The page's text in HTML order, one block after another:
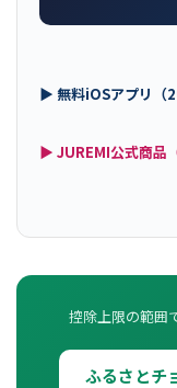
▶ 無料iOSアプリ（
▶ JUREMI公式商品
控除上限の範囲
ふるさとチ